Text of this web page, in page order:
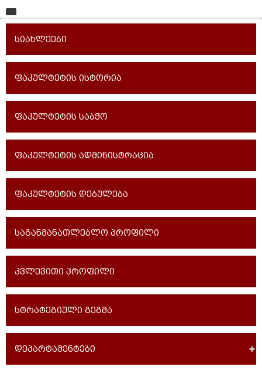
მთავარი
სწავლა
კვლევა
ინტერნაციონალიზაცია
სიახლეები
ფაკულტეტის ისტორია
ფაკულტეტის საბჭო
ფაკულტეტის ადმინისტრაცია
ფაკულტეტის დებულება
საგანმანათლებლო პროფილი
კვლევითი პროფილი
სტრატეგიული გეგმა
დეპარტამენტები